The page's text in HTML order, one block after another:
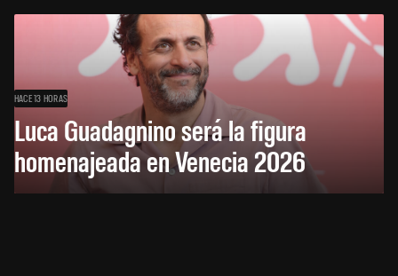
HACE 13 HORAS
Luca Guadagnino será la figura
homenajeada en Venecia 2026